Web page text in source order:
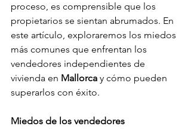
proceso, es comprensible que los
propietarios se sientan abrumados. En
este artículo, exploraremos los miedos
más comunes que enfrentan los
vendedores independientes de
vivienda en Mallorca y cómo pueden
superarlos con éxito.
Miedos de los vendedores